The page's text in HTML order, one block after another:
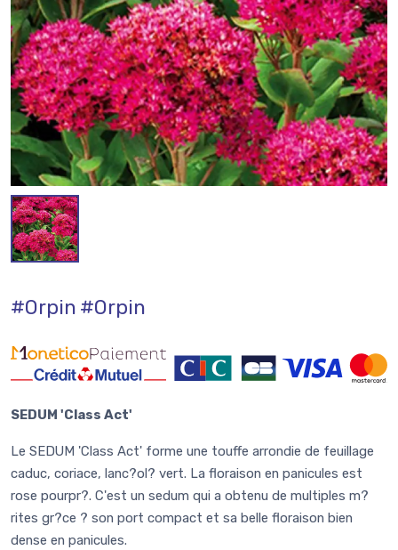
#Orpin #Orpin
SEDUM 'Class Act'
Le SEDUM 'Class Act' forme une touffe arrondie de feuillage
caduc, coriace, lanc?ol? vert. La floraison en panicules est
rose pourpr?. C'est un sedum qui a obtenu de multiples m?
rites gr?ce ? son port compact et sa belle floraison bien
dense en panicules.